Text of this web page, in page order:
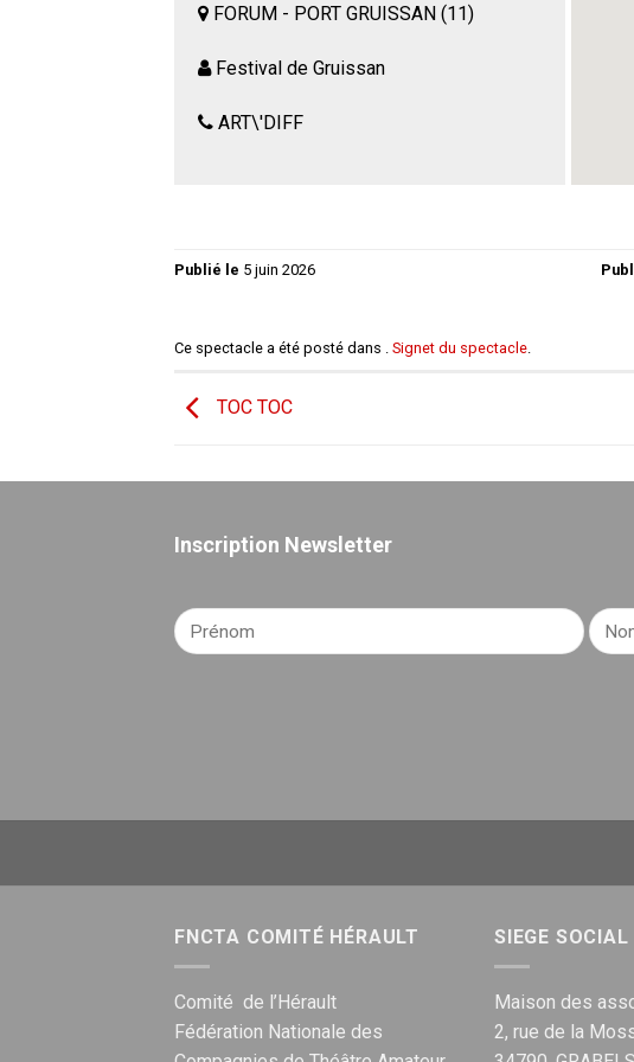
FORUM - PORT GRUISSAN (11)
Festival de Gruissan
ART\'DIFF
Publié le 5 juin 2026
Ce spectacle a été posté dans . Signet du spectacle.
TOC TOC
Inscription Newsletter
FNCTA COMITÉ HÉRAULT
Comité de l’Hérault
Fédération Nationale des
SIEGE SOCIAL
Maison des
2, rue de la